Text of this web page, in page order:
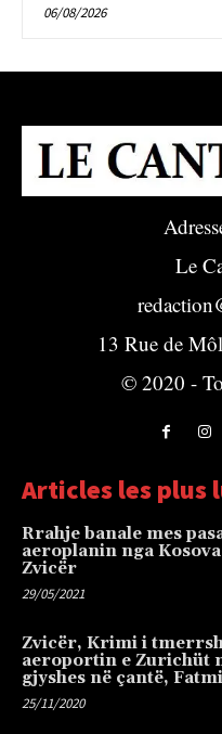
06/08/2026
Le
13 Rue de
© 2020 -
Articles les plus
Rrahje banale mes
aeroplanin nga
Zvicër
29/05/2021
Zvicër, Krimi i
aeroportin e Zurichüt
gjyshes në çantë,
25/11/2020